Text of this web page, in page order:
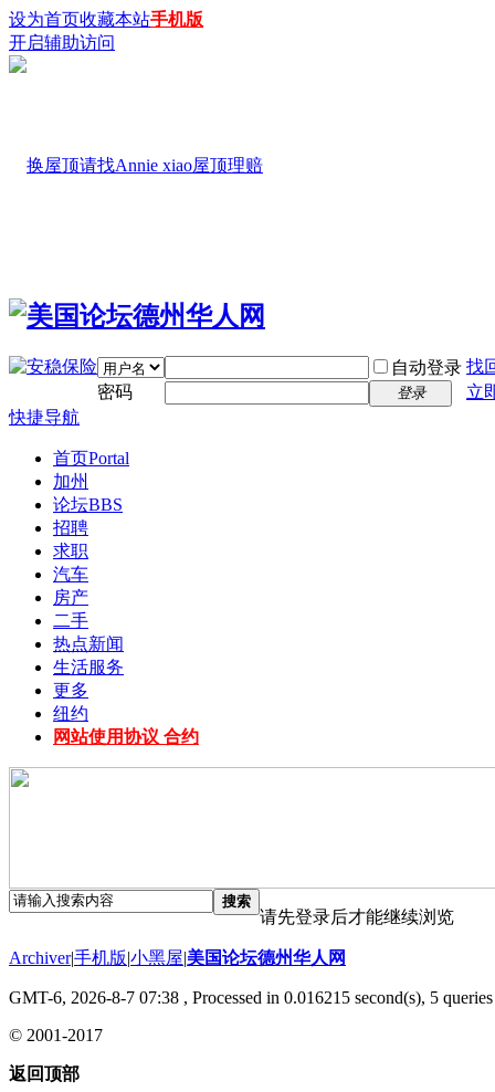
设为首页收藏本站手机版
开启辅助访问
自动登录 找
密码
登录
立
快捷导航
首页Portal
加州
论坛BBS
招聘
求职
汽车
房产
二手
热点新闻
生活服务
更多
纽约
网站使用协议 合约
搜索
请先登录后才能继续浏览
Archiver|手机版|小黑屋|美国论坛德州华人网
GMT-6, 2026-8-7 07:38 , Processed in 0.016215 second(s), 5
© 2001-2017
返回顶部